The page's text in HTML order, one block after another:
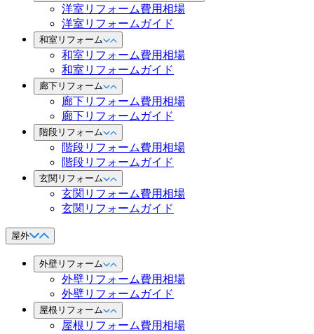
洋室リフォーム費用相場
洋室リフォームガイド
和室リフォーム
和室リフォーム費用相場
和室リフォームガイド
廊下リフォーム
廊下リフォーム費用相場
廊下リフォームガイド
階段リフォーム
階段リフォーム費用相場
階段リフォームガイド
玄関リフォーム
玄関リフォーム費用相場
玄関リフォームガイド
屋外
外壁リフォーム
外壁リフォーム費用相場
外壁リフォームガイド
屋根リフォーム
屋根リフォーム費用相場